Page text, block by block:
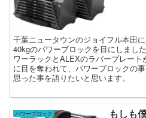
千葉ニュータウンのジョイフル本田
40kgのパワーブロックを目にしまし
ワーラックとALEXのラバープレー
に目を奪われて、パワーブロックの
思った事を語りたいと思います。
パワーブロック もしも